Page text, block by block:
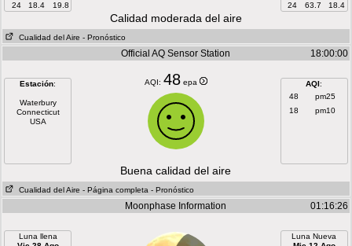
24
18.4 19.8
24
63.7 18.4
Calidad moderada del aire
Cualidad del Aire - Pronóstico
Official AQ Sensor Station 18:00:00
Estación:
Waterbury
Connecticut
USA
AQI: 48 epa AQI:
48
pm25
18
pm10
Buena calidad del aire
Cualidad del Aire - Página completa - Pronóstico
Moonphase Information 01:16:26
Luna llena
Luna Nueva